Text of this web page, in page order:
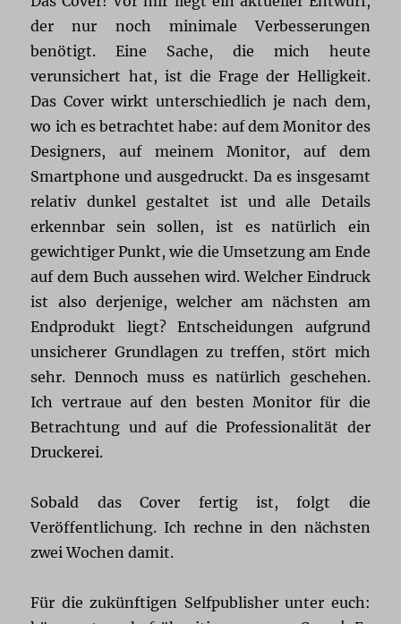
der nur noch minimale Verbesserungen
benötigt. Eine Sache, die mich heute
verunsichert hat, ist die Frage der Helligkeit.
Das Cover wirkt unterschiedlich je nach dem,
wo ich es betrachtet habe: auf dem Monitor des
Designers, auf meinem Monitor, auf dem
Smartphone und ausgedruckt. Da es insgesamt
relativ dunkel gestaltet ist und alle Details
erkennbar sein sollen, ist es natürlich ein
gewichtiger Punkt, wie die Umsetzung am Ende
auf dem Buch aussehen wird. Welcher Eindruck
ist also derjenige, welcher am nächsten am
Endprodukt liegt? Entscheidungen aufgrund
unsicherer Grundlagen zu treffen, stört mich
sehr. Dennoch muss es natürlich geschehen.
Ich vertraue auf den besten Monitor für die
Betrachtung und auf die Professionalität der
Druckerei.
Sobald das Cover fertig ist, folgt die
Veröffentlichung. Ich rechne in den nächsten
zwei Wochen damit.
Für die zukünftigen Selfpublisher unter euch: